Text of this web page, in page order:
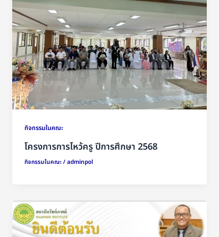
กิจกรรมในคณะ
โครงการการไหว้ครู ปีการศึกษา 2568
กิจกรรมในคณะ/adminpol